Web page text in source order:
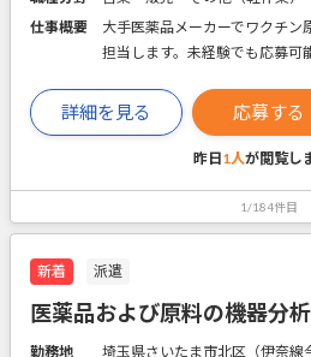
仕事概要
大手医薬品メーカーでワクチン
担当します。未経験でも応募可
詳細を見る 応募する
昨日1人が閲覧し
1/184件目
新着 派遣
医薬品および原料の機器分析
勤務地
埼玉県さいたま市北区（伊奈線